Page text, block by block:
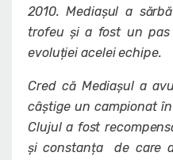
2010. Mediașul a
trofeu și a fost un
evoluției acelei echipe.
Cred că Mediașul a
câștige un campionat
Clujul a fost
și constanța de care